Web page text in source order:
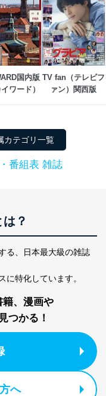
セキュリティ対策
更新 機能等の活用
います。
防止
まれるファイルを
のパスワードを
継続的改善
ビューの機会を通
テムを継続的に改
ます。
情報問い合わせ
国内版
イワード）
TV fan（テレビフ
ァン）関西版
カテゴリ一覧
番組表 雑誌
？
る、
日本最大級の雑誌
に特化しています。
籍、漫画や
つかる！
へ